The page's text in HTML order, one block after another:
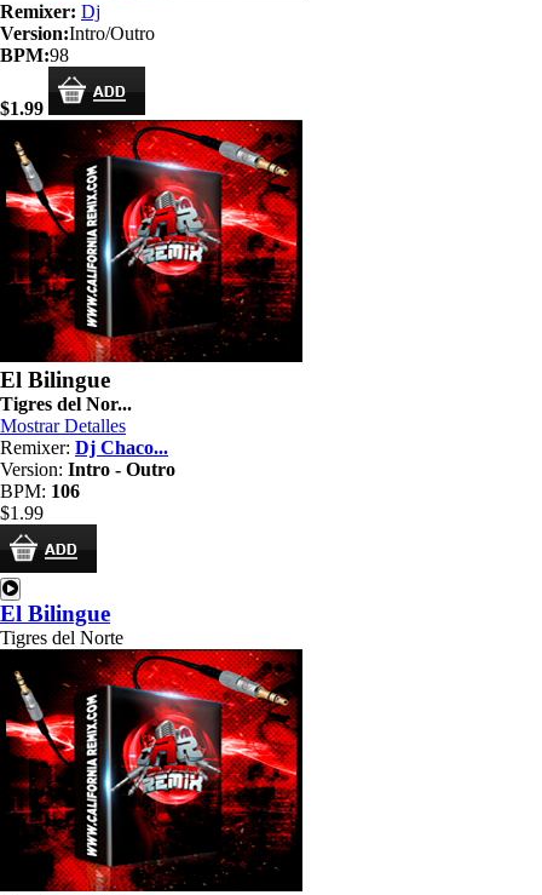
Remixer: Dj
Version:Intro/Outro
BPM:98
$1.99
El Bilingue
Tigres del Nor...
Mostrar Detalles
Remixer: Dj Chaco...
Version: Intro - Outro
BPM: 106
$1.99
El Bilingue
Tigres del Norte